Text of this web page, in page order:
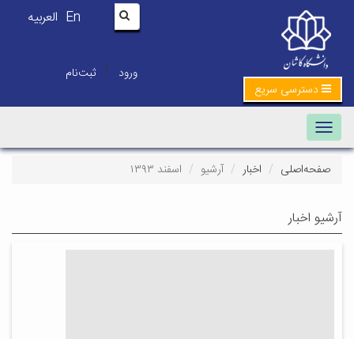
En العربیه
ورود | ثبت‌نام
دسترسی سریع
Toggle navigation
صفحه‌اصلی اخبار آرشیو اسفند ۱۳۹۳
آرشیو اخبار